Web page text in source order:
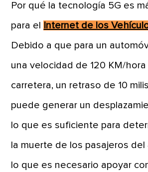
Por qué la tecnología 5G es
para el
Internet de los
Debido a que para un
una velocidad de 120 KM/hora
carretera, un retraso de 10
puede generar un
lo que es suficiente para
la muerte de los pasajeros
lo que es necesario apoyar